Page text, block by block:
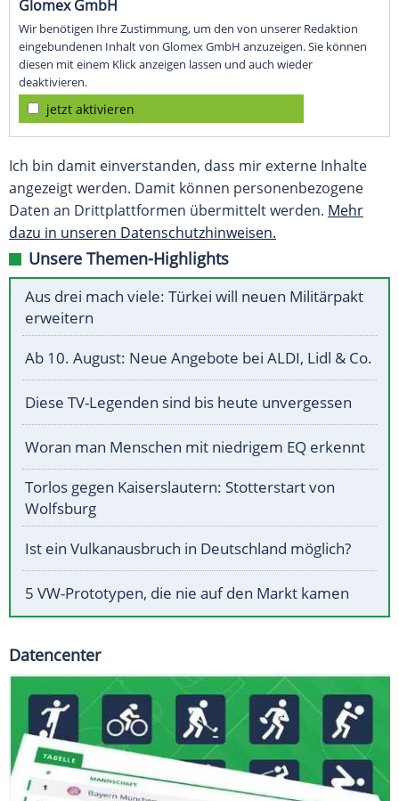
Glomex GmbH
Wir benötigen Ihre Zustimmung, um den von unserer Redaktion
eingebundenen Inhalt von Glomex GmbH anzuzeigen. Sie können
diesen mit einem Klick anzeigen lassen und auch wieder
deaktivieren.
jetzt aktivieren
Ich bin damit einverstanden, dass mir externe Inhalte
angezeigt werden. Damit können personenbezogene
Daten an Drittplattformen übermittelt werden. Mehr
dazu in unseren Datenschutzhinweisen.
Unsere Themen-Highlights
Aus drei mach viele: Türkei will neuen Militärpakt
erweitern
Ab 10. August: Neue Angebote bei ALDI, Lidl & Co.
Diese TV-Legenden sind bis heute unvergessen
Woran man Menschen mit niedrigem EQ erkennt
Torlos gegen Kaiserslautern: Stotterstart von
Wolfsburg
Ist ein Vulkanausbruch in Deutschland möglich?
5 VW-Prototypen, die nie auf den Markt kamen
Datencenter